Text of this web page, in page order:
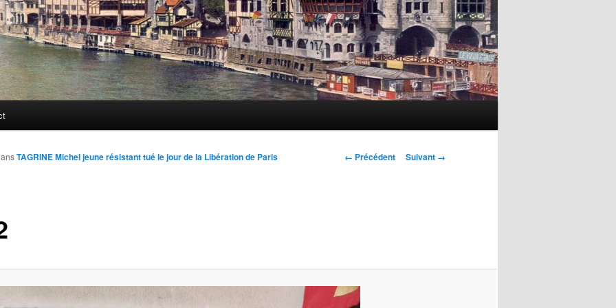
Navigation
← Précédent Suivant →
TAGRINE Michel jeune résistant tué le jour de la Libération de Paris